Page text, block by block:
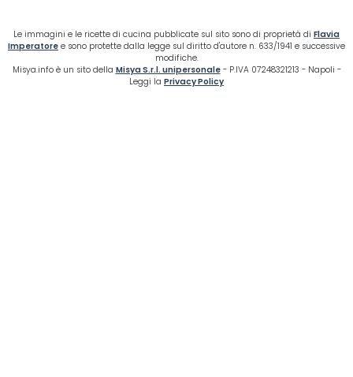
Le immagini e le ricette di cucina pubblicate sul sito sono di proprietà di Flavia
Imperatore e sono protette dalla legge sul diritto d'autore n. 633/1941 e successive
modifiche.
Misya.info è un sito della Misya S.r.l. unipersonale- P.IVA 07248321213 - Napoli -
Leggi la Privacy Policy